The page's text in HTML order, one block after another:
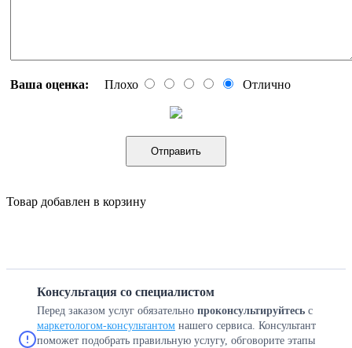
Ваша оценка: Плохо Отлично
Отправить
Товар добавлен в корзину
Консультация со специалистом
Перед заказом услуг обязательно проконсультируйтесь с
маркетологом-консультантом нашего сервиса. Консультант
поможет подобрать правильную услугу, обговорите этапы